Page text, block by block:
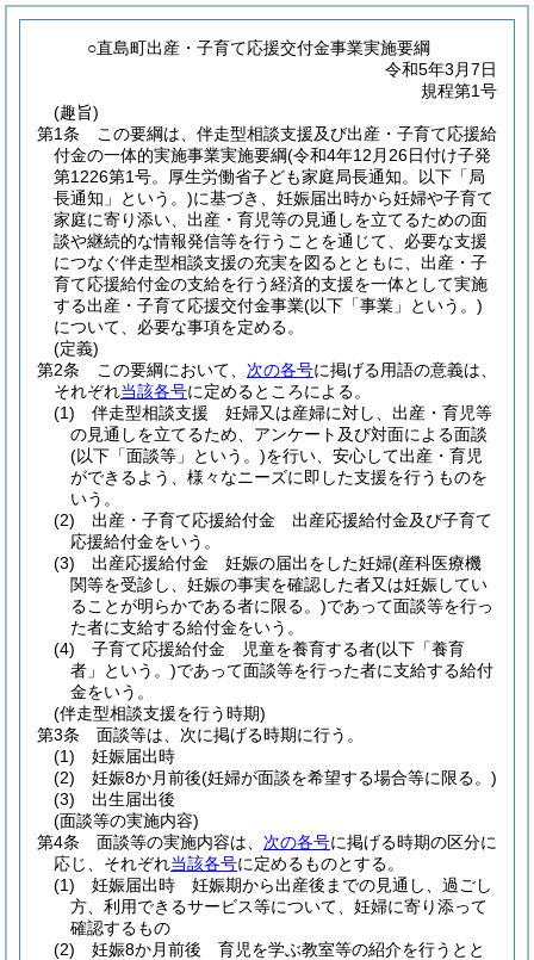
○直島町出産・子育て応援交付金事業実施要綱
令和5年3月7日
規程第1号
(趣旨)
第1条
この要綱は、伴走型相談支援及び出産・子育て応援給
付金の一体的実施事業実施要綱(令和4年12月26日付け子発
第1226第1号。厚生労働省子ども家庭局長通知。以下「局
長通知」という。)に基づき、妊娠届出時から妊婦や子育て
家庭に寄り添い、出産・育児等の見通しを立てるための面
談や継続的な情報発信等を行うことを通じて、必要な支援
につなぐ伴走型相談支援の充実を図るとともに、出産・子
育て応援給付金の支給を行う経済的支援を一体として実施
する出産・子育て応援交付金事業(以下「事業」という。)
について、必要な事項を定める。
(定義)
第2条
この要綱において、 次の各号に掲げる用語の意義は、
それぞれ当該各号に定めるところによる。
(1)
伴走型相談支援 妊婦又は産婦に対し、出産・育児等
の見通しを立てるため、アンケート及び対面による面談
(以下「面談等」という。)を行い、安心して出産・育児
ができるよう、様々なニーズに即した支援を行うものを
いう。
(2)
出産・子育て応援給付金 出産応援給付金及び子育て
応援給付金をいう。
(3)
出産応援給付金 妊娠の届出をした妊婦(産科医療機
関等を受診し、妊娠の事実を確認した者又は妊娠してい
ることが明らかである者に限る。)であって面談等を行っ
た者に支給する給付金をいう。
(4)
子育て応援給付金 児童を養育する者(以下「養育
者」という。)であって面談等を行った者に支給する給付
金をいう。
(伴走型相談支援を行う時期)
第3条
面談等は、次に掲げる時期に行う。
(1)
妊娠届出時
(2)
妊娠8か月前後(妊婦が面談を希望する場合等に限る。)
(3)
出生届出後
(面談等の実施内容)
第4条
面談等の実施内容は、 次の各号に掲げる時期の区分に
応じ、それぞれ当該各号に定めるものとする。
(1)
妊娠届出時 妊娠期から出産後までの見通し、過ごし
方、利用できるサービス等について、妊婦に寄り添って
確認するもの
(2)
妊娠8か月前後 育児を学ぶ教室等の紹介を行うとと